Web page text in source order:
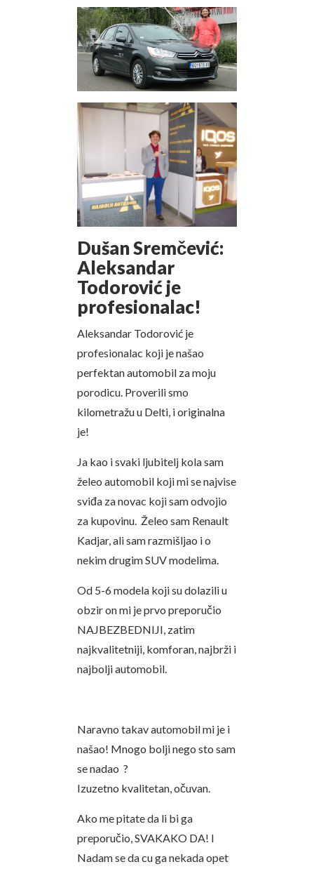
Dušan Sremčević:
Aleksandar
Todorović je
profesionalac!
Aleksandar Todorović je
profesionalac koji je našao
perfektan automobil za moju
porodicu. Proverili smo
kilometražu u Delti, i originalna
je!
Ja kao i svaki ljubitelj kola sam
želeo automobil koji mi se najvise
sviđa za novac koji sam odvojio
za kupovinu. Želeo sam Renault
Kadjar, ali sam razmišljao i o
nekim drugim SUV modelima.
Od 5-6 modela koji su dolazili u
obzir on mi je prvo preporučio
NAJBEZBEDNIJI, zatim
najkvalitetniji, komforan, najbrži i
najbolji automobil.
Naravno takav automobil mi je i
našao! Mnogo bolji nego sto sam
se nadao ?
Izuzetno kvalitetan, očuvan.
Ako me pitate da li bi ga
preporučio, SVAKAKO DA! I
Nadam se da cu ga nekada opet